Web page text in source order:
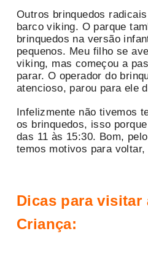
Outros brinquedos
barco viking. O parque
brinquedos na versão
pequenos. Meu filho se
viking, mas começou a
parar. O operador do
atencioso, parou para ele
Infelizmente não tivemos
os brinquedos, isso
das 11 às 15:30. Bom,
temos motivos para voltar,
Dicas para visitar
Criança: